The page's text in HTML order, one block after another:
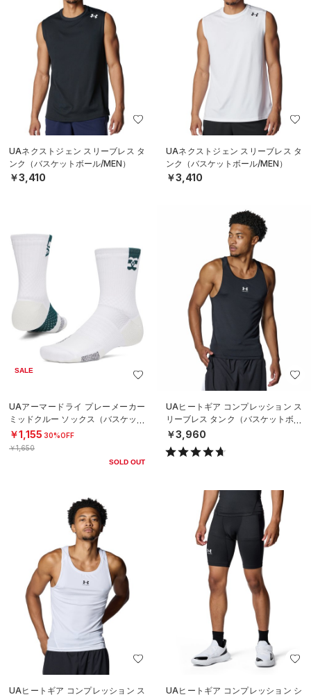
UAネクストジェン スリーブレス タ
ンク（バスケットボール/MEN）
￥3,410
UAネクストジェン スリーブレス タ
ンク（バスケットボール/MEN）
￥3,410
SALE
UAアーマードライ プレーメーカー
ミッドクルー ソックス（バスケット
ボール/UNISEX）
￥1,155 30%OFF
￥1,650
SOLD OUT
UAヒートギア コンプレッション ス
リーブレス タンク（バスケットボー
ル/MEN）
￥3,960
UAヒートギア コンプレッション ス
UAヒートギア コンプレッション シ